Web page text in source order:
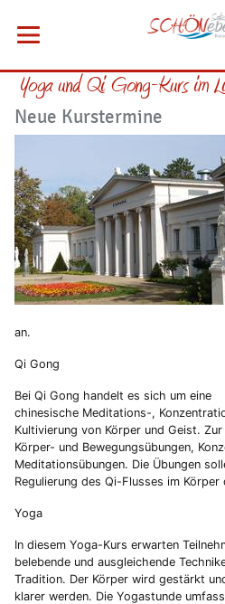
Menü öffnen
Vorheriges Bild
Startseite
Aktuelles
Yoga und Qi Gong-Kurs im
Neue Kurstermine
an.
Qi Gong
Bei Qi Gong handelt es sich um eine
chinesische Meditations-,
Kultivierung von Körper und Geist.
Körper- und Bewegungsübungen,
Meditationsübungen. Die Übungen
Regulierung des Qi-Flusses im Körper
Yoga
In diesem Yoga-Kurs erwarten
belebende und ausgleichende
Tradition. Der Körper wird gestärkt
klarer werden. Die Yogastunde